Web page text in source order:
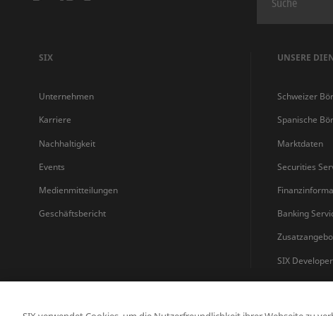
SIX
Unternehmen
Karriere
Nachhaltigkeit
Events
Medienmitteilungen
Geschäftsbericht
UNSERE
Schweizer
Spanische
Marktdaten
Securities
Banking
SIX